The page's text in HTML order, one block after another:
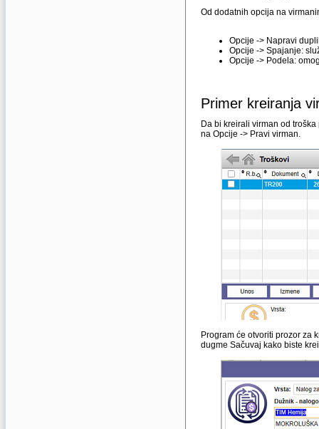
Od dodatnih opcija na
Opcije -> Napravi
Opcije -> Spajanje:
Opcije -> Podela:
Primer kreiranja
Da bi kreirali virman od
na Opcije -> Pravi virman.
Program će otvoriti prozor za
dugme Sačuvaj kako biste